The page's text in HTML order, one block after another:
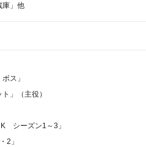
庫」他
ス」
」（主役）
シーズン1～3」
2」